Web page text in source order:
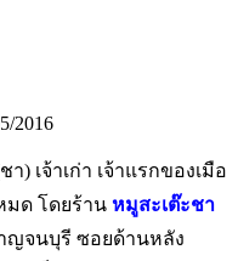
2016
) เจ้าเก่า เจ้าแรกของเมือ
มด โดยร้าน หมูสะเต๊ะชา
ญจนบุรี ซอยด้านหลัง